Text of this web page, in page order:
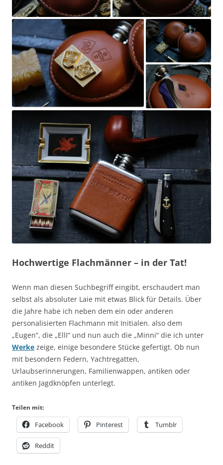
Hochwertige Flachmänner – in der Tat!
Wenn man diesen Suchbegriff eingibt, erschaudert man
selbst als absoluter Laie mit etwas Blick für Details. Über
die Jahre habe ich neben dem ein oder anderen
personalisierten Flachmann mit Initialen. also dem
„Eugen“, die „EllI“ und nun auch die „Minni“ die ich unter
Werke zeige, einige besondere Stücke gefertigt. Ob nun
mit besondern Federn, Yachtregatten,
Urlaubserinnerungen, Familienwappen, antiken oder
antiken Jagdknöpfen unterlegt.
Teilen mit:
Facebook Pinterest Tumblr
Reddit